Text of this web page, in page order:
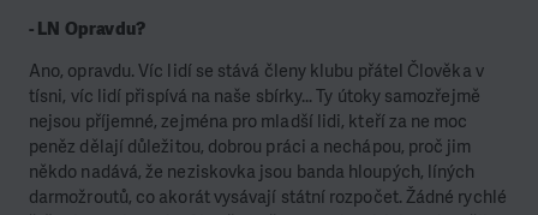
- LN Opravdu?
Ano, opravdu. Víc lidí se stává členy klubu přátel Člověka v
tísni, víc lidí přispívá na naše sbírky… Ty útoky samozřejmě
nejsou příjemné, zejména pro mladší lidi, kteří za ne moc
peněz dělají důležitou, dobrou práci a nechápou, proč jim
někdo nadává, že neziskovka jsou banda hloupých, líných
darmožroutů, co akorát vysávají státní rozpočet. Žádné rychlé